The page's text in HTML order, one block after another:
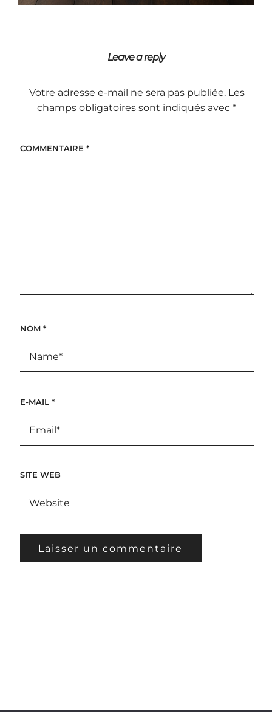
Leave a reply
Votre adresse e-mail ne sera pas publiée. Les
champs obligatoires sont indiqués avec*
COMMENTAIRE *
NOM *
E-MAIL *
SITE WEB